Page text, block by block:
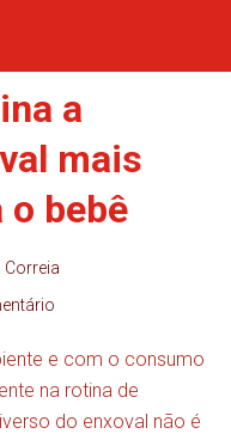
a
mais
o bebê
Correia
e com o consumo
na rotina de
do enxoval não é